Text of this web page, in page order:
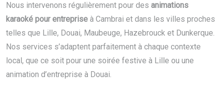
Nous intervenons régulièrement pour des animations
karaoké pour entreprise à Cambrai et dans les villes proches
telles que Lille, Douai, Maubeuge, Hazebrouck et Dunkerque.
Nos services s’adaptent parfaitement à chaque contexte
local, que ce soit pour une soirée festive à Lille ou une
animation d’entreprise à Douai.